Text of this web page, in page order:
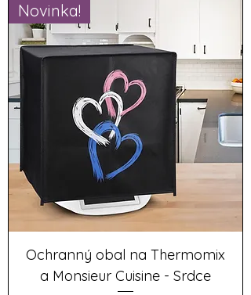
Novinka!
Ochranný obal na Thermomix
a Monsieur Cuisine - Srdce